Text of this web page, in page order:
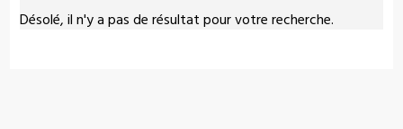
Désolé, il n'y a pas de résultat pour votre recherche.